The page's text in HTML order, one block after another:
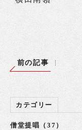
前の記事
カテゴリー
僧堂提唱（37）